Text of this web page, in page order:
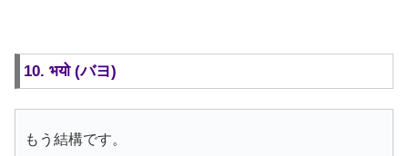
10. भयो (バヨ)
もう結構です。